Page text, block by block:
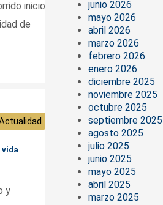
inicio
de
vida
y
junio 2026
mayo 2026
abril 2026
marzo 2026
febrero 2026
enero 2026
diciembre 2025
noviembre 2025
octubre 2025
septiembre 2025
agosto 2025
julio 2025
junio 2025
mayo 2025
abril 2025
marzo 2025